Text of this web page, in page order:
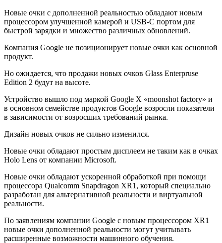
Новые очки с дополненной реальностью обладают новым
процессором улучшенной камерой и USB-C портом для
быстрой зарядки и множество различных обновлений.
Компания Google не позиционирует новые очки как основной
продукт.
Но ожидается, что продажи новых очков Glass Enterpruse
Edition 2 будут на высоте.
Устройство вышло под маркой Google X «moonshot factory» и
в основном семействе продуктов Google возросли показатели
в зависимости от возросших требований рынка.
Дизайн новых очков не сильно изменился.
Новые очки обладают простым дисплеем не таким как в очках
Holo Lens от компании Microsoft.
Новые очки обладают ускоренной обработкой при помощи
процессора Qualcomm Snapdragon XR1, который специально
разработан для альтернативной реальности и виртуальной
реальности.
По заявлениям компании Google с новым процессором XR1
новые очки дополненной реальности могут учитывать
расширенные возможности машинного обучения.